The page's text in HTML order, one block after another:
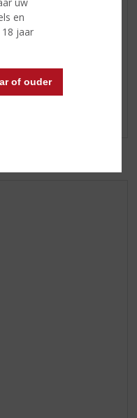
en
jaar
of ouder